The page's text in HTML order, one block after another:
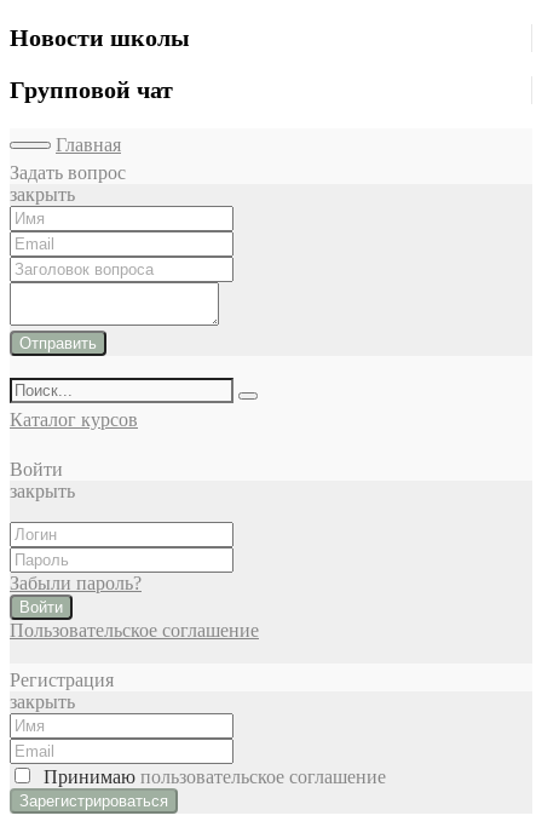
Новости школы
Групповой чат
Главная
Задать вопрос
закрыть
Отправить
Каталог курсов
Войти
закрыть
Забыли пароль?
Войти
Пользовательское соглашение
Регистрация
закрыть
Принимаю пользовательское соглашение